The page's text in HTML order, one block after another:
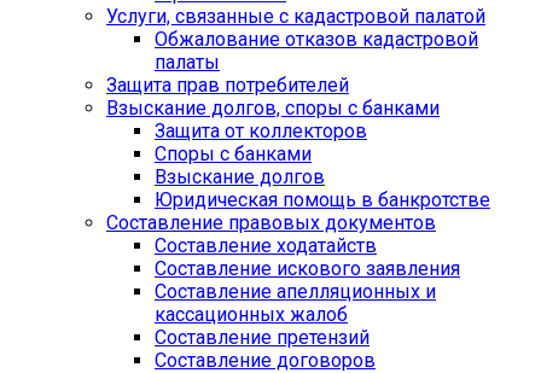
Услуги, связанные с кадастровой палатой
Обжалование отказов кадастровой
палаты
Защита прав потребителей
Взыскание долгов, споры с банками
Защита от коллекторов
Споры с банками
Взыскание долгов
Юридическая помощь в банкротстве
Составление правовых документов
Составление ходатайств
Составление искового заявления
Составление апелляционных и
кассационных жалоб
Cоставление претензий
Составление договоров